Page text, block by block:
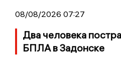
08/08/2026 07:27
Два человека
БПЛА в Задонске